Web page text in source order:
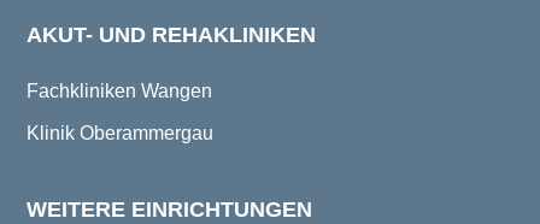
AKUT- UND REHAKLINIKEN
Fachkliniken Wangen
Klinik Oberammergau
WEITERE EINRICHTUNGEN